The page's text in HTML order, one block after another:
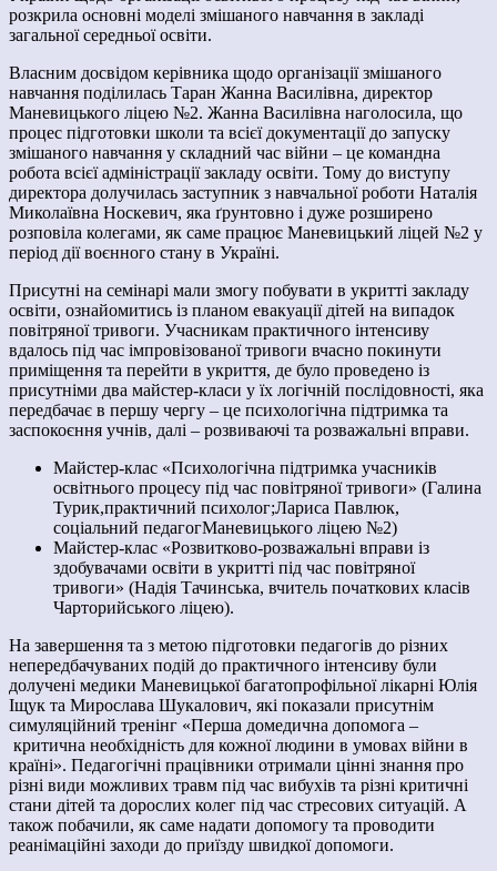
розкрила основні моделі змішаного навчання в закладі
загальної середньої освіти.
Власним досвідом керівника щодо організації змішаного
навчання поділилась Таран Жанна Василівна, директор
Маневицького ліцею №2. Жанна Василівна наголосила, що
процес підготовки школи та всієї документації до запуску
змішаного навчання у складний час війни – це командна
робота всієї адміністрації закладу освіти. Тому до виступу
директора долучилась заступник з навчальної роботи Наталія
Миколаївна Носкевич, яка ґрунтовно і дуже розширено
розповіла колегами, як саме працює Маневицький ліцей №2 у
період дії воєнного стану в Україні.
Присутні на семінарі мали змогу побувати в укритті закладу
освіти, ознайомитись із планом евакуації дітей на випадок
повітряної тривоги. Учасникам практичного інтенсиву
вдалось під час імпровізованої тривоги вчасно покинути
приміщення та перейти в укриття, де було проведено із
присутніми два майстер-класи у їх логічній послідовності, яка
передбачає в першу чергу – це психологічна підтримка та
заспокоєння учнів, далі – розвиваючі та розважальні вправи.
Майстер-клас «Психологічна підтримка учасників
освітнього процесу під час повітряної тривоги» (Галина
Турик,практичний психолог;Лариса Павлюк,
соціальний педагогМаневицького ліцею №2)
Майстер-клас «Розвитково-розважальні вправи із
здобувачами освіти в укритті під час повітряної
тривоги» (Надія Тачинська, вчитель початкових класів
Чарторийського ліцею).
На завершення та з метою підготовки педагогів до різних
непередбачуваних подій до практичного інтенсиву були
долучені медики Маневицької багатопрофільної лікарні Юлія
Іщук та Мирослава Шукалович, які показали присутнім
симуляційний тренінг «Перша домедична допомога –
критична необхідність для кожної людини в умовах війни в
країні». Педагогічні працівники отримали цінні знання про
різні види можливих травм під час вибухів та різні критичні
стани дітей та дорослих колег під час стресових ситуацій. А
також побачили, як саме надати допомогу та проводити
реанімаційні заходи до приїзду швидкої допомоги.